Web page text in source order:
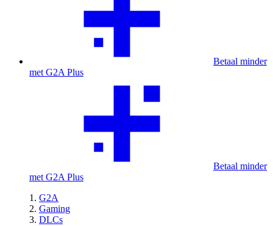
Betaal minder
met G2A Plus
Betaal minder
met G2A Plus
G2A
Gaming
DLCs